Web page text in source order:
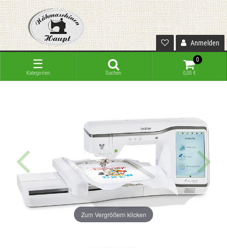
Anmelden
☰
Kategorien Suchen
0
0,00 €
Zum Vergrößern klicken